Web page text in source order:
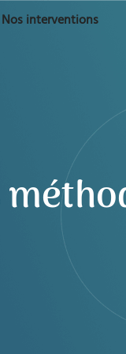
Nos interventions